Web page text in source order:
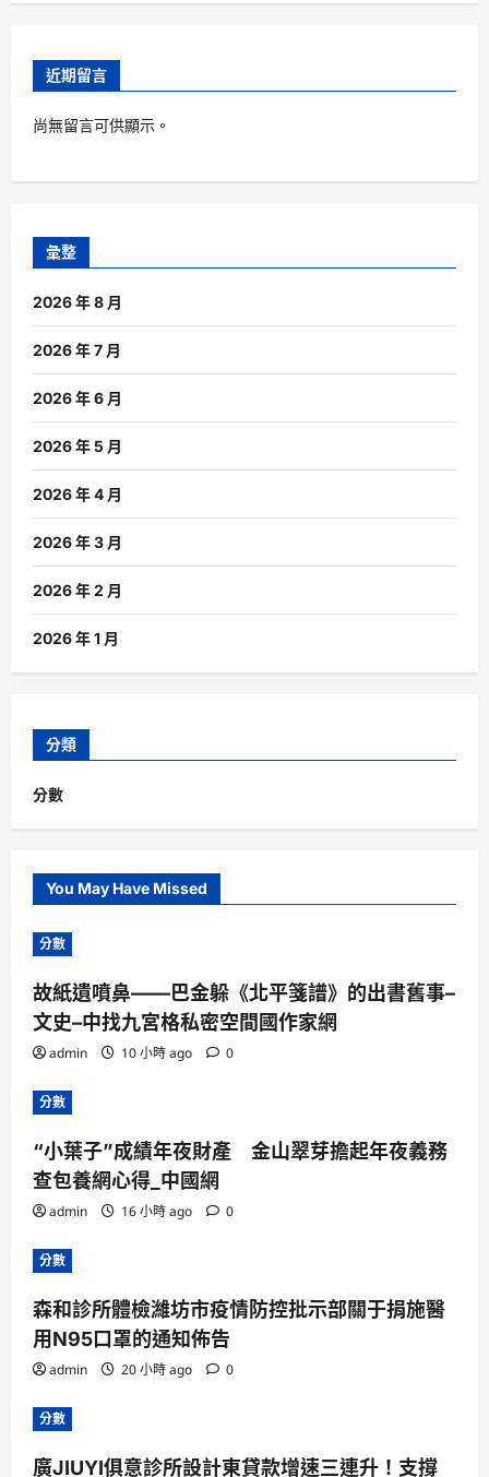
近期留言
尚無留言可供顯示。
彙整
2026 年 8 月
2026 年 7 月
2026 年 6 月
2026 年 5 月
2026 年 4 月
2026 年 3 月
2026 年 2 月
2026 年 1 月
分類
分數
You May Have Missed
分數
故紙遺噴鼻——巴金躲《北平箋譜》的出書舊事–
文史–中找九宮格私密空間國作家網
admin 10 小時 ago 0
分數
“小葉子”成績年夜財產 金山翠芽擔起年夜義務
查包養網心得_中國網
admin 16 小時 ago 0
分數
森和診所體檢濰坊市疫情防控批示部關于捐施醫
用N95口罩的通知佈告
admin 20 小時 ago 0
分數
廣JIUYI俱意診所設計東貸款增速三連升！支撐